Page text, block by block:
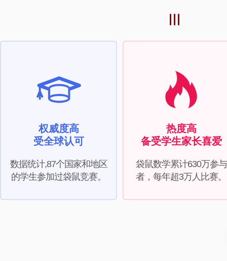
权威度高
受全球认可
数据统计,87个国家和地区
的学生参加过袋鼠竞赛。
热度高
备受学生家长喜爱
袋鼠数学累计630万参与
者，每年超3万人比赛。